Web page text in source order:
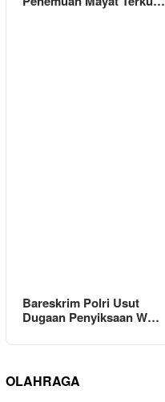
Bareskrim Polri Usut
Dugaan Penyiksaan W…
OLAHRAGA